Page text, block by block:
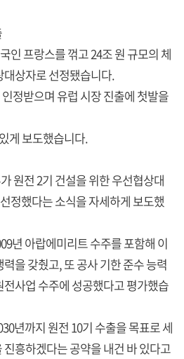
인 프랑스를 꺾고 24조 원 규모의 체
상자로 선정됐습니다.
정받으며 유럽 시장 진출에 첫발을
게 보도했습니다.
원전 2기 건설을 위한 우선협상대
정했다는 소식을 자세하게 보도했
년 아랍에미리트 수주를 포함해 이
을 갖췄고, 또 공사 기한 준수 능력
사업 수주에 성공했다고 평가했습
년까지 원전 10기 수출을 목표로 세
흥하겠다는 공약을 내건 바 있다고